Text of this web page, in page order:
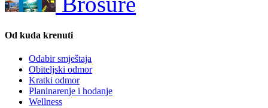
Od kuda krenuti
Odabir smještaja
Obiteljski odmor
Kratki odmor
Planinarenje i hodanje
Wellness